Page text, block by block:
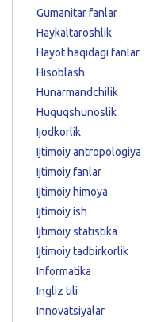
Gumanitar fanlar
Haykaltaroshlik
Hayot haqidagi fanlar
Hisoblash
Hunarmandchilik
Huquqshunoslik
Ijodkorlik
Ijtimoiy antropologiya
Ijtimoiy fanlar
Ijtimoiy himoya
Ijtimoiy ish
Ijtimoiy statistika
Ijtimoiy tadbirkorlik
Informatika
Ingliz tili
Innovatsiyalar